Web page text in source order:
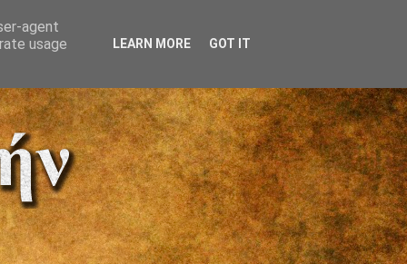
agent
usage
LEARN MORE GOT IT